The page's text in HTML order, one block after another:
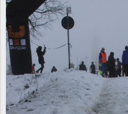
navxt/class.bcn_breadcrumb_trail.php
Atletica Viadana>IMG_8571